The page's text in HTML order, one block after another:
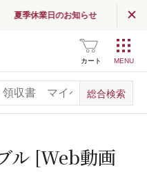
夏季休業日のお知らせ
カート
ル [Web動画